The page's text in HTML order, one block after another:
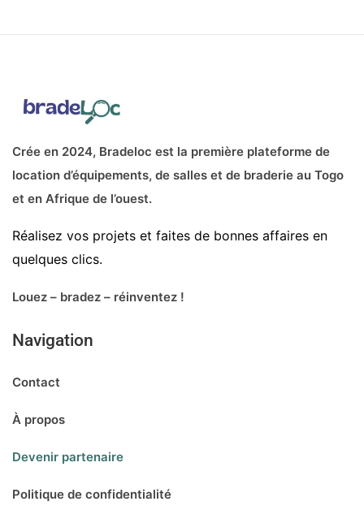
Crée en 2024, Bradeloc est la première plateforme de
location d’équipements, de salles et de braderie au Togo
et en Afrique de l’ouest.
Réalisez vos projets et faites de bonnes affaires en
quelques clics.
Louez – bradez – réinventez !
Navigation
Contact
À propos
Devenir partenaire
Politique de confidentialité